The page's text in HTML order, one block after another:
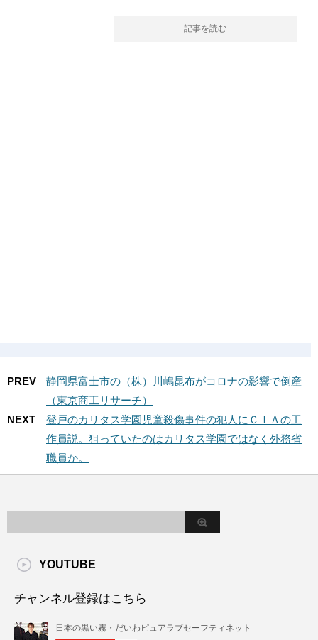
記事を読む
PREV
静岡県富士市の（株）川嶋昆布がコロナの影響で倒産
（東京商工リサーチ）
NEXT
登戸のカリタス学園児童殺傷事件の犯人にＣＩＡの工
作員説。狙っていたのはカリタス学園ではなく外務省
職員か。
YOUTUBE
チャンネル登録はこちら